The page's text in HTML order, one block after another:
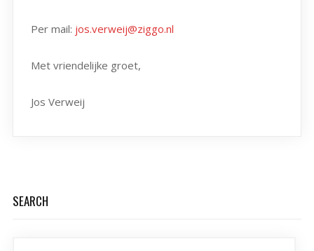
Per mail: jos.verweij@ziggo.nl
Met vriendelijke groet,
Jos Verweij
SEARCH